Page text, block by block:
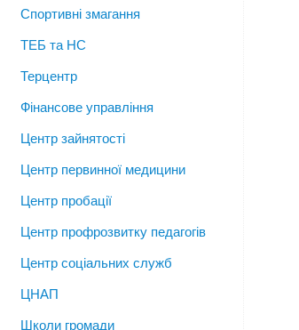
Спортивні змагання
ТЕБ та НС
Терцентр
Фінансове управління
Центр зайнятості
Центр первинної медицини
Центр пробації
Центр профрозвитку педагогів
Центр соціальних служб
ЦНАП
Школи громади